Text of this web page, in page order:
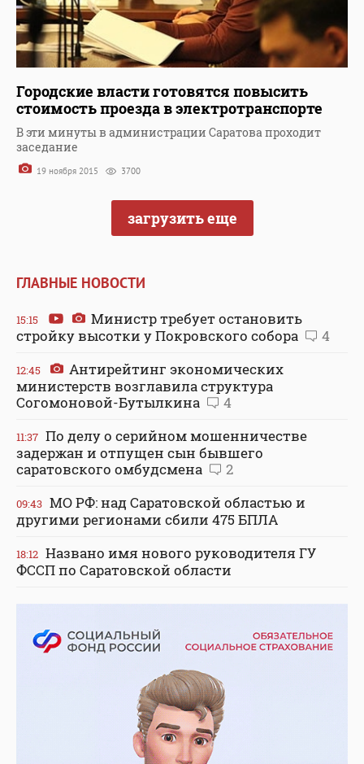
Городские власти готовятся повысить
стоимость проезда в электротранспорте
В эти минуты в администрации Саратова проходит
заседание
19 ноября 2015 3700
загрузить еще
ГЛАВНЫЕ НОВОСТИ
15:15
Министр требует остановить
стройку высотки у Покровского собора
4
12:45
Антирейтинг экономических
министерств возглавила структура
Согомоновой-Бутылкина
4
11:37 По делу о серийном мошенничестве
задержан и отпущен сын бывшего
саратовского омбудсмена
2
09:43 МО РФ: над Саратовской областью и
другими регионами сбили 475 БПЛА
18:12 Названо имя нового руководителя ГУ
ФССП по Саратовской области